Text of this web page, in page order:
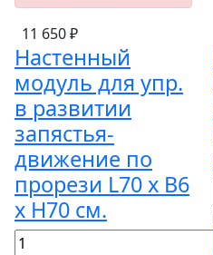
11 650 ₽
Настенный
модуль для упр.
в развитии
запястья-
движение по
прорези L70 х B6
х H70 см.